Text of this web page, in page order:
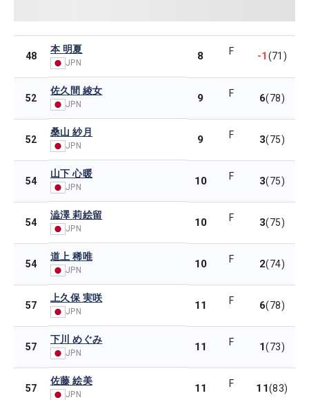
48
本 明夏
JPN
8 F -1(71)
52
佐久間 綾女
JPN 9 F 6(78)
52
桑山 紗月
JPN 9 F 3(75)
54
山下 心暖
JPN 10 F 3(75)
54
澁澤 莉絵留
JPN 10 F 3(75)
54
道上 稀唯
JPN 10 F 2(74)
57
上久保 実咲
JPN 11 F 6(78)
57
下川 めぐみ
JPN 11 F 1(73)
57
佐藤 絵美
JPN 11 F 11(83)